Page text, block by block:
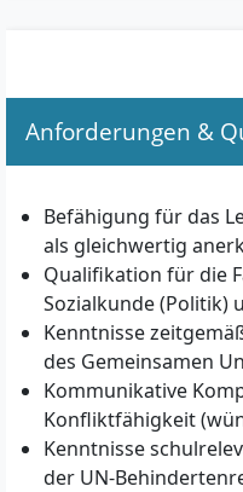
Anforderungen &
Befähigung für das
als gleichwertig
Qualifikation für die
Sozialkunde (Politik)
Kenntnisse
des Gemeinsamen
Kommunikative
Konfliktfähigkeit
Kenntnisse
der UN-